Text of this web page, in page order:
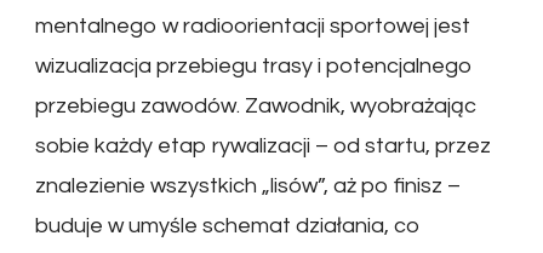
mentalnego w radioorientacji sportowej jest
wizualizacja przebiegu trasy i potencjalnego
przebiegu zawodów. Zawodnik, wyobrażając
sobie każdy etap rywalizacji – od startu, przez
znalezienie wszystkich „lisów”, aż po finisz –
buduje w umyśle schemat działania, co